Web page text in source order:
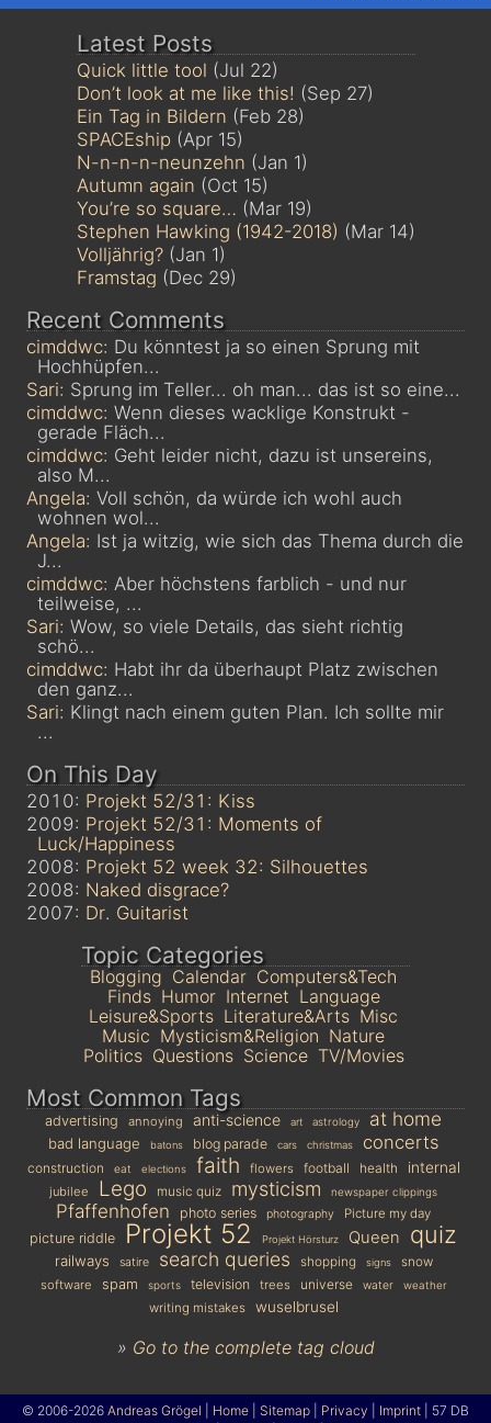
Latest Posts
Quick little tool (Jul 22)
Don’t look at me like this! (Sep 27)
Ein Tag in Bildern (Feb 28)
SPACEship (Apr 15)
N-n-n-n-neunzehn (Jan 1)
Autumn again (Oct 15)
You’re so square… (Mar 19)
Stephen Hawking (1942-2018) (Mar 14)
Volljährig?(Jan 1)
Framstag (Dec 29)
Recent Comments
cimddwc: Du könntest ja so einen Sprung mit
Hochhüpfen...
Sari: Sprung im Teller... oh man... das ist so eine...
cimddwc: Wenn dieses wacklige Konstrukt -
gerade Fläch...
cimddwc: Geht leider nicht, dazu ist unsereins,
also M...
Angela: Voll schön, da würde ich wohl auch
wohnen wol...
Angela: Ist ja witzig, wie sich das Thema durch die
J...
cimddwc: Aber höchstens farblich - und nur
teilweise, ...
Sari: Wow, so viele Details, das sieht richtig
schö...
cimddwc: Habt ihr da überhaupt Platz zwischen
den ganz...
Sari: Klingt nach einem guten Plan. Ich sollte mir
...
On This Day
2010: Projekt 52/31: Kiss
2009: Projekt 52/31: Moments of
Luck/Happiness
2008: Projekt 52 week 32: Silhouettes
2008: Naked disgrace?
2007: Dr. Guitarist
Topic Categories
Blogging Calendar Computers&Tech
Finds Humor Internet Language
Leisure&Sports Literature&Arts Misc
Music Mysticism&Religion Nature
Politics Questions Science TV/Movies
Most Common Tags
advertising annoying anti-science art astrology at home
bad language batons blog parade cars christmas concerts
construction eat elections faith flowers football health internal
jubilee Lego music quiz mysticism newspaper clippings
Pfaffenhofen photo series photography Picture my day
picture riddle Projekt 52 Projekt Hörsturz Queen quiz
railways satire search queries shopping signs
snow
software
spam sports television trees universe water weather
writing mistakes wuselbrusel
» Go to the complete tag cloud
© 2006-2026 Andreas Grögel Home Sitemap Privacy Imprint | 57 DB